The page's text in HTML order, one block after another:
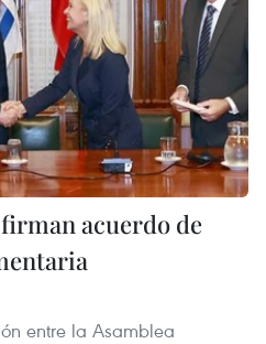
acuerdo de
entre la Asamblea